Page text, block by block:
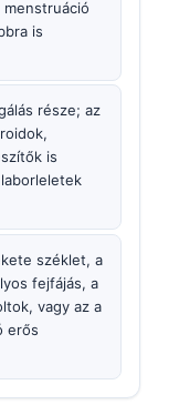
is
része; az
is
széklet, a
fejfájás, a
vagy az a
erős